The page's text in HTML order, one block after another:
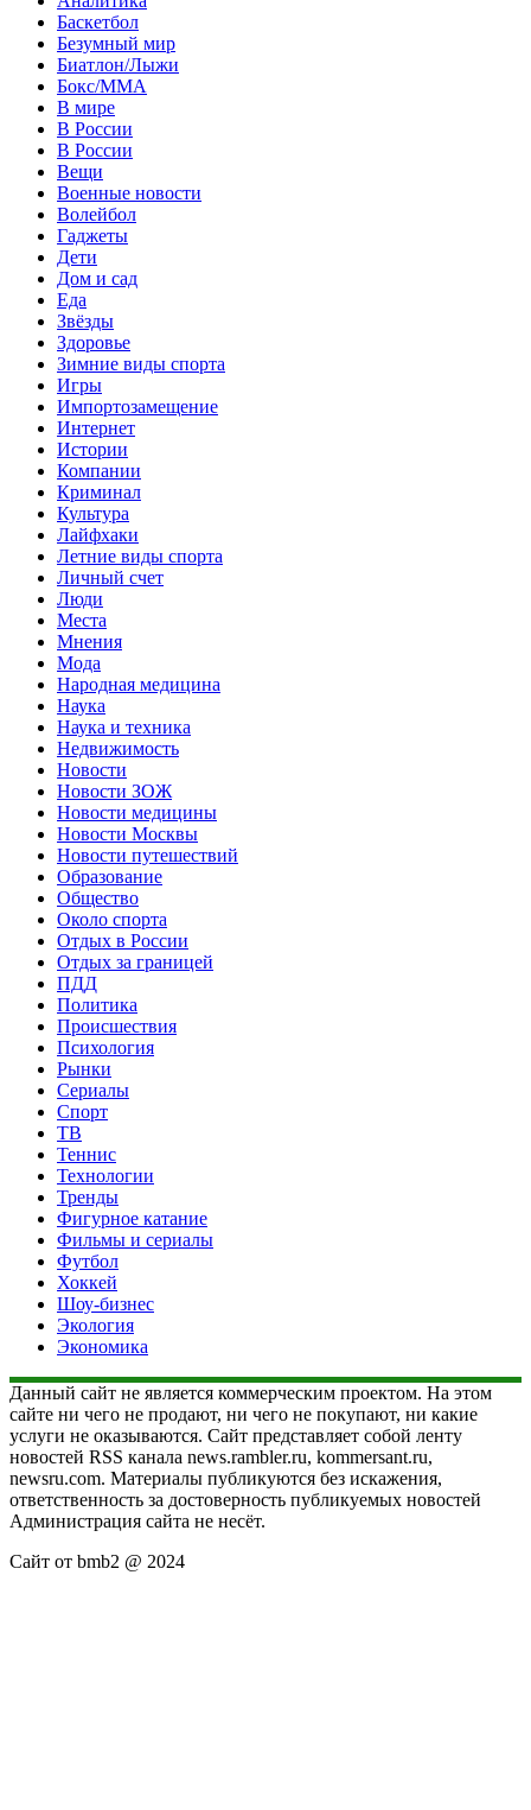
Баскетбол
Безумный мир
Биатлон/Лыжи
Бокс/MMA
В мире
В России
В России
Вещи
Военные новости
Волейбол
Гаджеты
Дети
Дом и сад
Еда
Звёзды
Здоровье
Зимние виды спорта
Игры
Импортозамещение
Интернет
Истории
Компании
Криминал
Культура
Лайфхаки
Летние виды спорта
Личный счет
Люди
Места
Мнения
Мода
Народная медицина
Наука
Наука и техника
Недвижимость
Новости
Новости ЗОЖ
Новости медицины
Новости Москвы
Новости путешествий
Образование
Общество
Около спорта
Отдых в России
Отдых за границей
ПДД
Политика
Происшествия
Психология
Рынки
Сериалы
Спорт
ТВ
Теннис
Технологии
Тренды
Фигурное катание
Фильмы и сериалы
Футбол
Хоккей
Шоу-бизнес
Экология
Экономика
Данный сайт не является коммерческим проектом. На этом
сайте ни чего не продают, ни чего не покупают, ни какие
услуги не оказываются. Сайт представляет собой ленту
новостей RSS канала news.rambler.ru, kommersant.ru,
newsru.com. Материалы публикуются без искажения,
ответственность за достоверность публикуемых новостей
Администрация сайта не несёт.
Сайт от bmb2 @ 2024